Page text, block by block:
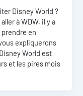
Disney World ?
à WDW, il y a
en
expliquerons
World est
et les pires mois